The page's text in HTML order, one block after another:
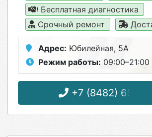
Бесплатная диагностика
Срочный ремонт
Адрес: Юбилейная, 5А
Режим работы: 09:00–21:00
+7 (8482) 65-14-